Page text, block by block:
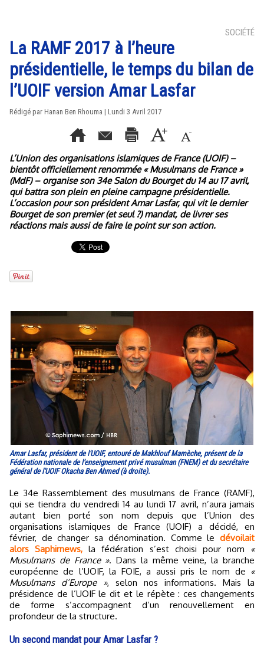
SOCIÉTÉ
La RAMF 2017 à l’heure
présidentielle, le temps du bilan de
l’UOIF version Amar Lasfar
Rédigé par Hanan Ben Rhouma | Lundi 3 Avril 2017
L’Union des organisations islamiques de France (UOIF) –
bientôt officiellement renommée « Musulmans de France »
(MdF) – organise son 34e Salon du Bourget du 14 au 17 avril,
qui battra son plein en pleine campagne présidentielle.
L’occasion pour son président Amar Lasfar, qui vit le dernier
Bourget de son premier (et seul ?) mandat, de livrer ses
réactions mais aussi de faire le point sur son action.
Amar Lasfar, président de l'UOIF, entouré de Makhlouf Mamèche, présent de la
Fédération nationale de l'enseignement privé musulman (FNEM) et du secrétaire
général de l'UOIF Okacha Ben Ahmed (à droite).
Le 34e Rassemblement des musulmans de France (RAMF),
qui se tiendra du vendredi 14 au lundi 17 avril, n’aura jamais
autant bien porté son nom depuis que l’Union des
organisations islamiques de France (UOIF) a décidé, en
février, de changer sa dénomination. Comme le dévoilait
alors Saphirnews, la fédération s’est choisi pour nom
«
Musulmans de France ». Dans la même veine, la branche
européenne de l’UOIF, la FOIE, a aussi pris le nom de «
Musulmans d’Europe », selon nos informations. Mais la
présidence de l’UOIF le dit et le répète : ces changements
de forme s’accompagnent d’un renouvellement en
profondeur de la structure.
Un second mandat pour Amar Lasfar ?